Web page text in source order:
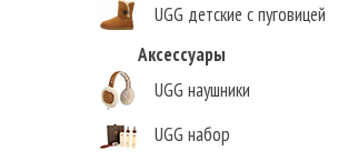
UGG детские с пуговицей
Аксессуары
UGG наушники
UGG набор